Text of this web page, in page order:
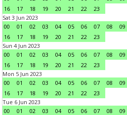
16
17 18 19 20 21 22
23
Sat 3 Jun 2023
00
01 02 03 04 05 06 07 08 09
16
17 18 19 20 21 22
23
Sun 4 Jun 2023
00
01 02 03 04 05 06 07 08 09
16
17 18 19 20 21 22
23
Mon 5 Jun 2023
00
01 02 03 04 05 06 07 08 09
16
17 18 19 20 21 22
23
Tue 6 Jun 2023
00
01 02 03 04 05 06 07 08 09